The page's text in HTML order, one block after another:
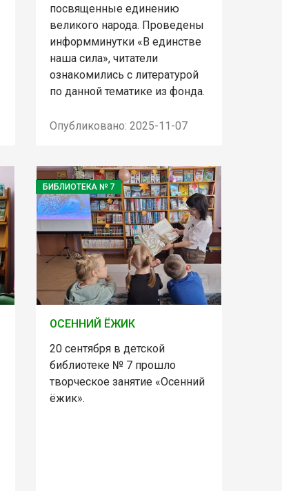
посвященные единению
великого народа. Проведены
информминутки «В единстве
наша сила», читатели
ознакомились с литературой
по данной тематике из фонда.
Опубликовано: 2025-11-07
БИБЛИОТЕКА № 7
ОСЕННИЙ ЁЖИК
20 сентября в детской
библиотеке № 7 прошло
творческое занятие «Осенний
ёжик».